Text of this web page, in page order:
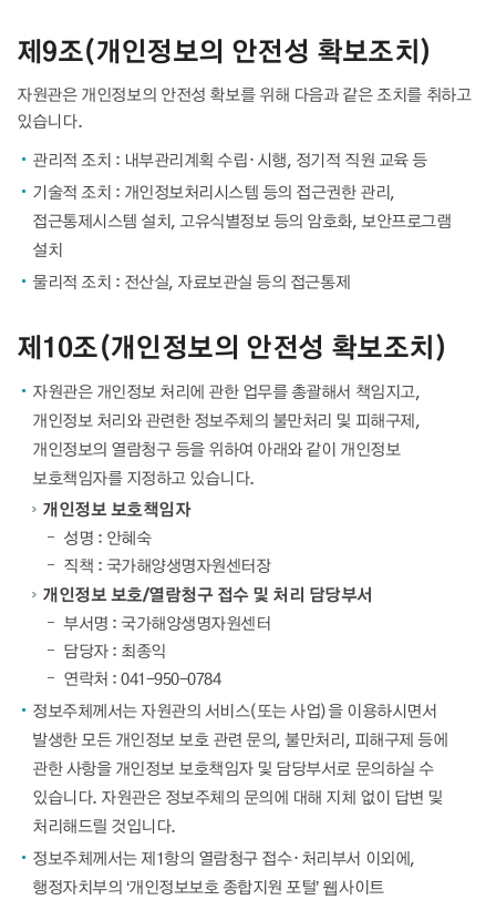
제9조(개인정보의 안전성 확보조치)
자원관은 개인정보의 안전성 확보를 위해 다음과 같은 조치를 취하고
있습니다.
관리적 조치 : 내부관리계획 수립᛫시행, 정기적 직원 교육 등
기술적 조치 : 개인정보처리시스템 등의 접근권한 관리,
접근통제시스템 설치, 고유식별정보 등의 암호화, 보안프로그램
설치
물리적 조치 : 전산실, 자료보관실 등의 접근통제
제10조(개인정보의 안전성 확보조치)
자원관은 개인정보 처리에 관한 업무를 총괄해서 책임지고,
개인정보 처리와 관련한 정보주체의 불만처리 및 피해구제,
개인정보의 열람청구 등을 위하여 아래와 같이 개인정보
보호책임자를 지정하고 있습니다.
개인정보 보호책임자
성명 : 안혜숙
직책 : 국가해양생명자원센터장
개인정보 보호/열람청구 접수 및 처리 담당부서
부서명 : 국가해양생명자원센터
담당자 : 최종익
연락처 : 041-950-0784
정보주체께서는 자원관의 서비스(또는 사업)을 이용하시면서
발생한 모든 개인정보 보호 관련 문의, 불만처리, 피해구제 등에
관한 사항을 개인정보 보호책임자 및 담당부서로 문의하실 수
있습니다. 자원관은 정보주체의 문의에 대해 지체 없이 답변 및
처리해드릴 것입니다.
정보주체께서는 제1항의 열람청구 접수᛫처리부서 이외에,
행정자치부의 ‘개인정보보호 종합지원 포털’ 웹사이트